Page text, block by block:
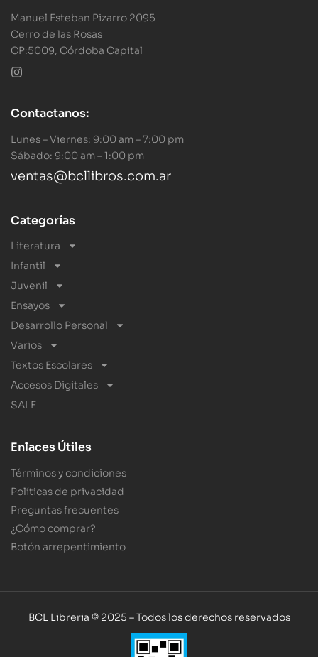
Manuel Esteban Pizarro 2095
Cerro de las Rosas
CP:5009, Córdoba Capital
Contactanos:
Lunes – Viernes: 9:00 am – 7:00 pm
Sábado: 9:00 am – 1:00 pm
ventas@bcllibros.com.ar
Categorías
Literatura
Infantil
Juvenil
Ensayos
Desarrollo Personal
Varios
Textos Escolares
Accesos Digitales
SALE
Enlaces Útiles
Términos y condiciones
Políticas de privacidad
Preguntas frecuentes
¿Cómo comprar?
Botón arrepentimiento
BCL Libreria © 2025 – Todos los derechos reservados